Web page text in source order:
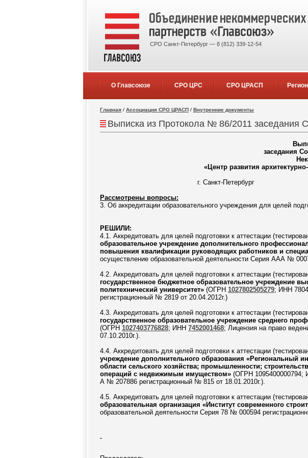
СРО Санкт-Петербург — 8 (812) 339-12-54
О Главсоюзе СРО ЦРС СРО ЦРАСП
Главная / Ассоциация СРО ЦРАСП / Внутренние документы
Выписка из Протокола № 86/2011 заседания
заседания
«Центр развития
г. Санкт-Петербург27
Рассмотрены вопросы:
3. Об аккредитации образовательного учреждения для целей
РЕШИЛИ:
4.1. Аккредитовать для целей подготовки к аттестации
образовательное учреждение дополнительного
повышения квалификации руководящих работников и
осуществление образовательной деятельности Серия ААА №
4.2. Аккредитовать для целей подготовки к аттестации
государственное бюджетное образовательное учреждение
политехнический университет» (ОГРН 1027802505279; ИНН
регистрационный № 2819 от 20.04.2012г.)
4.3. Аккредитовать для целей подготовки к аттестации
государственное образовательное учреждение среднего
(ОГРН 1027403776828; ИНН 7452001468; Лицензия на право
07.10.2010г.).
4.4. Аккредитовать для целей подготовки к аттестации
учреждение дополнительного образования «Региональный
области сельского хозяйства; промышленности;
операций с недвижимым имуществом» (ОГРН 1095400000794;
А № 207886 регистрационный № 815 от 18.01.2010г.).
4.5. Аккредитовать для целей подготовки к аттестации
образовательная организация «Институт современного
образовательной деятельности Серия 78 № 000594